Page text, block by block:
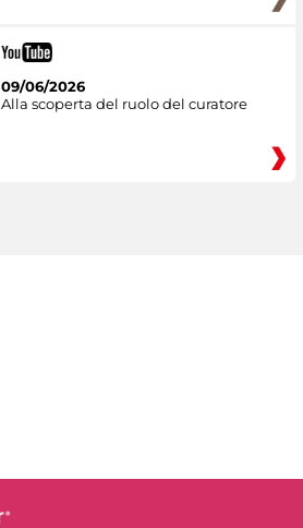
09/06/2026
Alla scoperta del ruolo del curatore